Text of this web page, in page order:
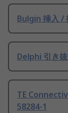
Bulgin 挿入 /
Delphi 引き
TE
58284-1